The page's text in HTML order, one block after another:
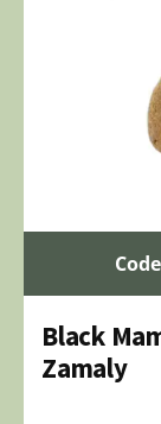
Black
Zamaly